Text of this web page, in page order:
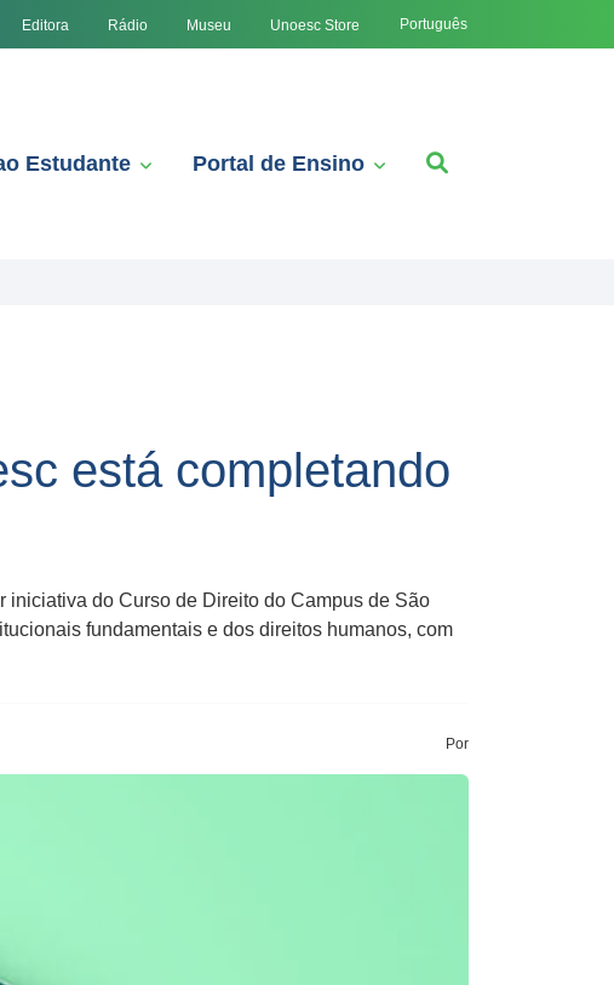
Editora Rádio Museu Unoesc Store Português
Estudante Portal de Ensino
está completando
iniciativa do Curso de Direito do Campus de São
fundamentais e dos direitos humanos, com
Por